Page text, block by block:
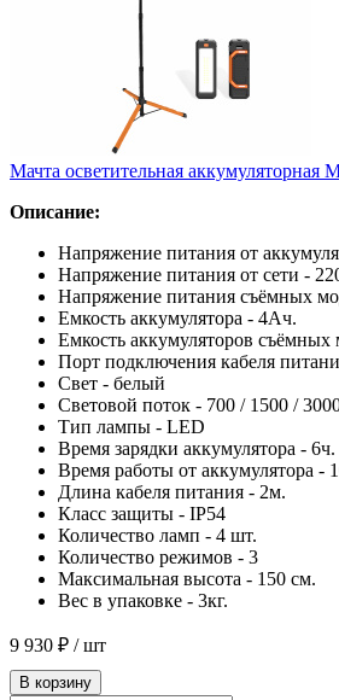
Мачта осветительная
Описание:
Напряжение питания от
Напряжение питания от сети -
Напряжение питания съёмных
Емкость аккумулятора - 4Ач.
Емкость аккумуляторов
Порт подключения кабеля
Свет - белый
Световой поток - 700 / 1500 /
Тип лампы - LED
Время зарядки аккумулятора - 6ч.
Время работы от аккумулятора -
Длина кабеля питания - 2м.
Класс защиты - IP54
Количество ламп - 4 шт.
Количество режимов - 3
Максимальная высота - 150 см.
Вес в упаковке - 3кг.
9 930 ₽ / шт
В корзину